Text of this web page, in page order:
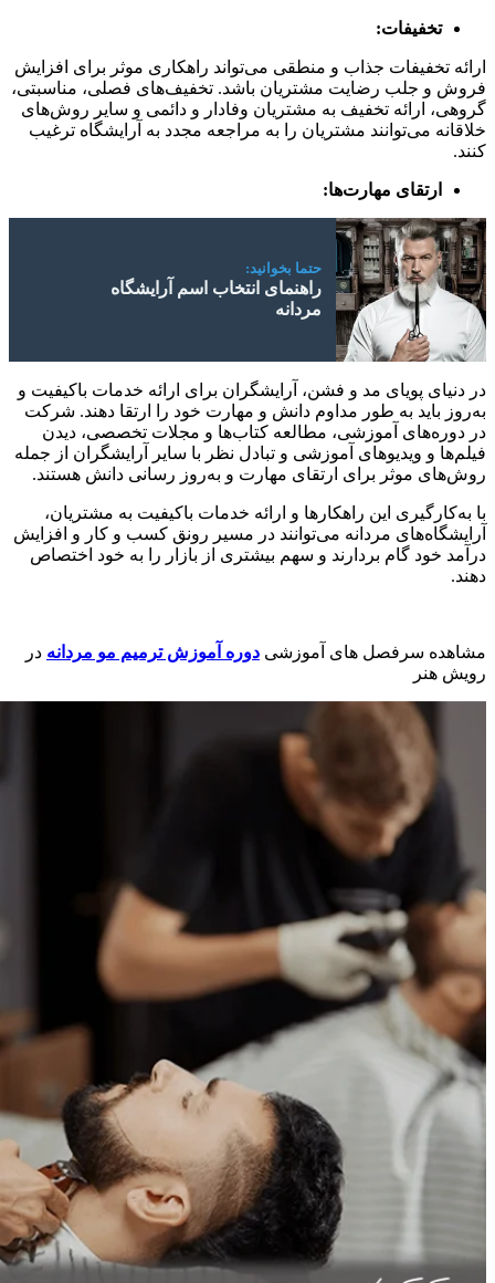
تخفیفات:
ارائه تخفیفات جذاب و منطقی می‌تواند راهکاری موثر برای افزایش
فروش و جلب رضایت مشتریان باشد. تخفیف‌های فصلی، مناسبتی،
گروهی، ارائه تخفیف به مشتریان وفادار و دائمی و سایر روش‌های
خلاقانه می‌توانند مشتریان را به مراجعه مجدد به آرایشگاه ترغیب
کنند.
ارتقای مهارت‌ها:
حتما بخوانید:
راهنمای انتخاب اسم آرایشگاه
مردانه
در دنیای پویای مد و فشن، آرایشگران برای ارائه خدمات باکیفیت و
به‌روز باید به طور مداوم دانش و مهارت خود را ارتقا دهند. شرکت
در دوره‌های آموزشی، مطالعه کتاب‌ها و مجلات تخصصی، دیدن
فیلم‌ها و ویدیوهای آموزشی و تبادل نظر با سایر آرایشگران از جمله
روش‌های موثر برای ارتقای مهارت و به‌روز رسانی دانش هستند.
با به‌کارگیری این راهکارها و ارائه خدمات باکیفیت به مشتریان،
آرایشگاه‌های مردانه می‌توانند در مسیر رونق کسب و کار و افزایش
درآمد خود گام بردارند و سهم بیشتری از بازار را به خود اختصاص
دهند.
مشاهده سرفصل های آموزشی دوره آموزش ترمیم مو مردانه در
رویش هنر